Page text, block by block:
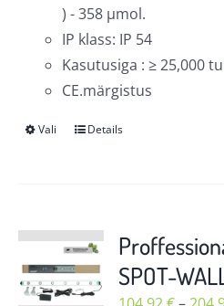
) - 358 µmol.
IP klass: IP 54
Kasutusiga : ≥ 25,000
CE.märgistus
Vali
Sellel
varianti.
Valikuid
saab
Details
SPOT-